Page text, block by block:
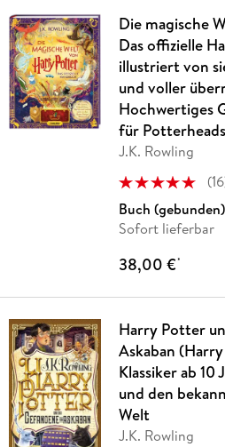
Die magische
Das offizielle
illustriert von
und voller
Hochwertiges
für Potterheads
J.K. Rowling
(16
Buch (gebunden)
Sofort lieferbar
38,00 €*
Harry Potter
Askaban
Klassiker ab
und den
Welt
J.K. Rowling